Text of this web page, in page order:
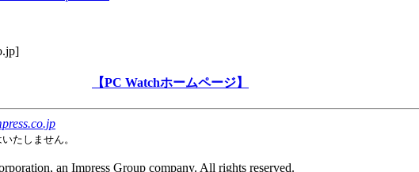
]
【PC Watchホームページ】
たしません。
an Impress Group company. All rights reserved.